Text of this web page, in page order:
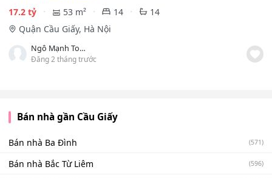
17.2 tỷ
53 m² 14
14
Quận Cầu Giấy, Hà Nội
Ngô Mạnh Toàn
Đăng 2 tháng trước
Bán nhà gần Cầu Giấy
Bán nhà Ba Đình (571)
Bán nhà Bắc Từ Liêm (596)